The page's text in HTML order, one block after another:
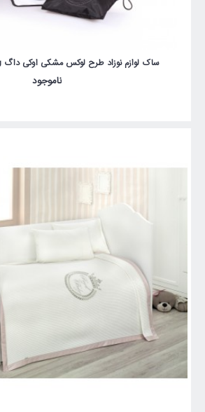
ساک لوازم نوزاد طرح لوکس مشکی اوکی داگ Okiedog- کد31000
ناموجود